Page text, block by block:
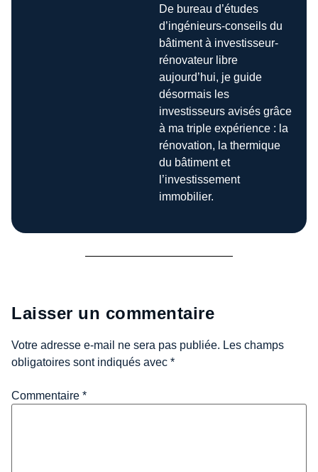
De bureau d’études
d’ingénieurs-conseils du
bâtiment à investisseur-
rénovateur libre
aujourd’hui, je guide
désormais les
investisseurs avisés grâce
à ma triple expérience : la
rénovation, la thermique
du bâtiment et
l’investissement
immobilier.
Laisser un commentaire
Votre adresse e-mail ne sera pas publiée. Les champs
obligatoires sont indiqués avec *
Commentaire *